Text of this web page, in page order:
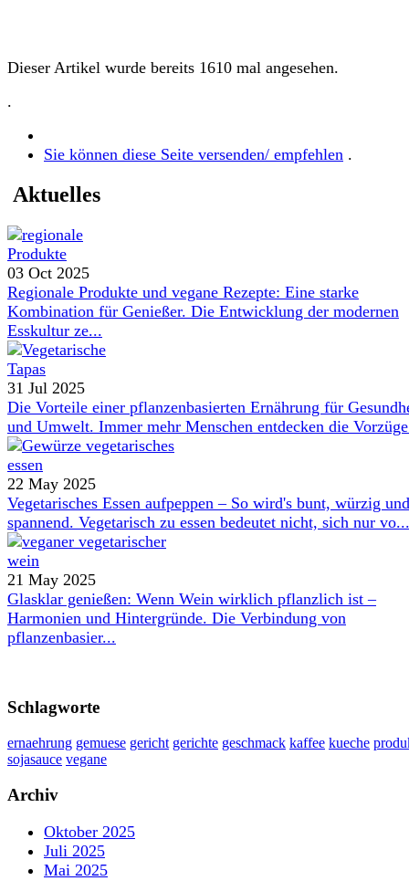
Dieser Artikel wurde bereits 1610 mal angesehen.
.
Sie können diese Seite versenden/ empfehlen .
Aktuelles
03 Oct 2025
Regionale Produkte und vegane Rezepte: Eine starke
Kombination für Genießer. Die Entwicklung der modernen
Esskultur ze...
31 Jul 2025
Die Vorteile einer pflanzenbasierten Ernährung für
und Umwelt. Immer mehr Menschen entdecken die
22 May 2025
Vegetarisches Essen aufpeppen – So wird's bunt, würzig und
spannend. Vegetarisch zu essen bedeutet nicht, sich nur vo...
21 May 2025
Glasklar genießen: Wenn Wein wirklich pflanzlich ist –
Harmonien und Hintergründe. Die Verbindung von
pflanzenbasier...
Schlagworte
ernaehrung gemuese gericht gerichte geschmack kaffee kueche
sojasauce vegane
Archiv
Oktober 2025
Juli 2025
Mai 2025